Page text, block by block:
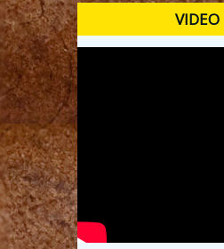
VIDEO